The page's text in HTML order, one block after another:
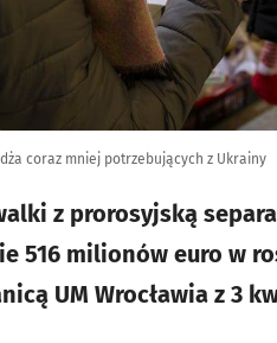
coraz mniej potrzebujących z Ukrainy
z prorosyjską
516 milionów euro w
UM Wrocławia z 3